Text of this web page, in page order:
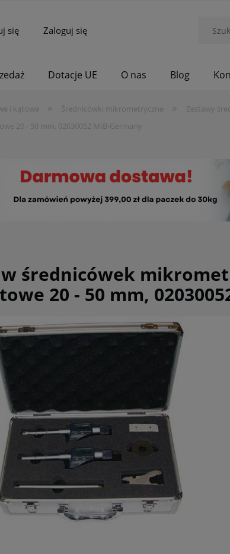
się Zaloguj się
Dotacje UE O nas Blog
i kątowe » Średnicówki mikrometryczne » Zestawy
20 - 50 mm, 02030052 MIB-Germany
średnicówek
20 - 50 mm,